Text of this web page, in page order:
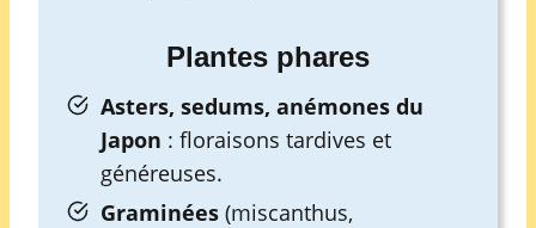
Plantes phares
Asters, sedums, anémones du
Japon : floraisons tardives et
généreuses.
Graminées (miscanthus,